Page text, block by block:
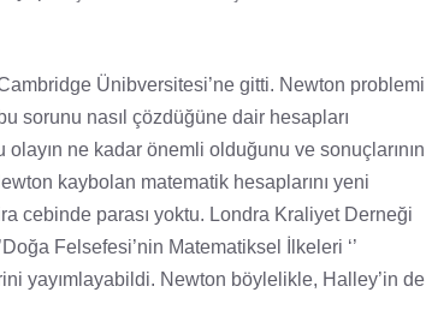
Ünibversitesi’ne gitti. Newton problemi
sorunu nasıl çözdüğüne dair hesapları
ne kadar önemli olduğunu ve sonuçlarının
kaybolan matematik hesaplarını yeni
cebinde parası yoktu. Londra Kraliyet Derneği
Felsefesi’nin Matematiksel İlkeleri ‘’
yayımlayabildi. Newton böylelikle, Halley’in de